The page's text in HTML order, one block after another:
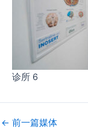
诊所 6
← 前一篇媒体